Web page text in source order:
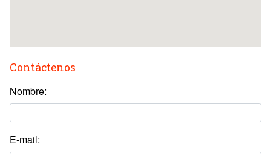
Contáctenos
Nombre:
E-mail: